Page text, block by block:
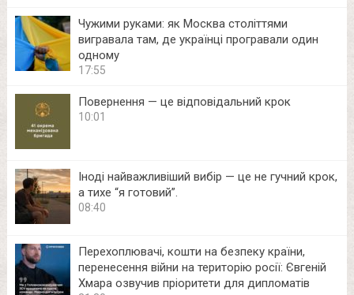
Чужими руками: як Москва століттями
вигравала там, де українці програвали один
одному
17:55
Повернення — це відповідальний крок
10:01
Іноді найважливіший вибір — це не гучний крок,
а тихе “я готовий”.
08:40
Перехоплювачі, кошти на безпеку країни,
перенесення війни на територію росії: Євгеній
Хмара озвучив пріоритети для дипломатів